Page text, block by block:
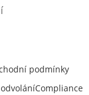
podmínky
Compliance